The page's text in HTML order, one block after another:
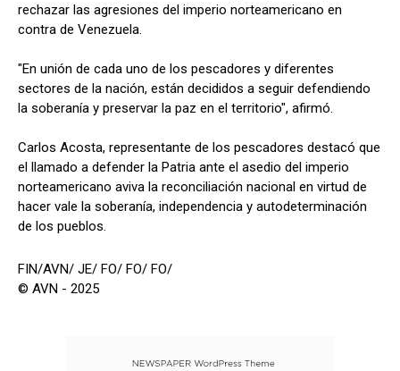
rechazar las agresiones del imperio norteamericano en
contra de Venezuela.
"En unión de cada uno de los pescadores y diferentes
sectores de la nación, están decididos a seguir defendiendo
la soberanía y preservar la paz en el territorio", afirmó.
Carlos Acosta, representante de los pescadores destacó que
el llamado a defender la Patria ante el asedio del imperio
norteamericano aviva la reconciliación nacional en virtud de
hacer vale la soberanía, independencia y autodeterminación
de los pueblos.
FIN/AVN/ JE/ FO/ FO/ FO/
© AVN - 2025